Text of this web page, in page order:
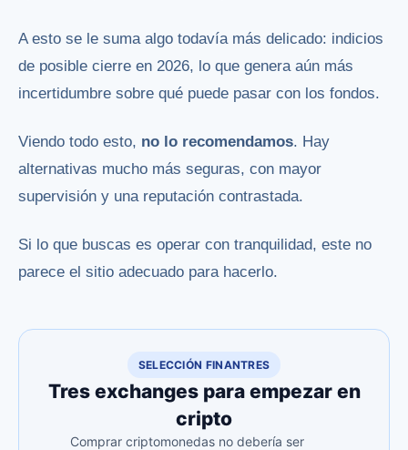
A esto se le suma algo todavía más delicado: indicios
de posible cierre en 2026, lo que genera aún más
incertidumbre sobre qué puede pasar con los fondos.
Viendo todo esto, no lo recomendamos. Hay
alternativas mucho más seguras, con mayor
supervisión y una reputación contrastada.
Si lo que buscas es operar con tranquilidad, este no
parece el sitio adecuado para hacerlo.
SELECCIÓN FINANTRES
Tres exchanges para empezar en
cripto
Comprar criptomonedas no debería ser